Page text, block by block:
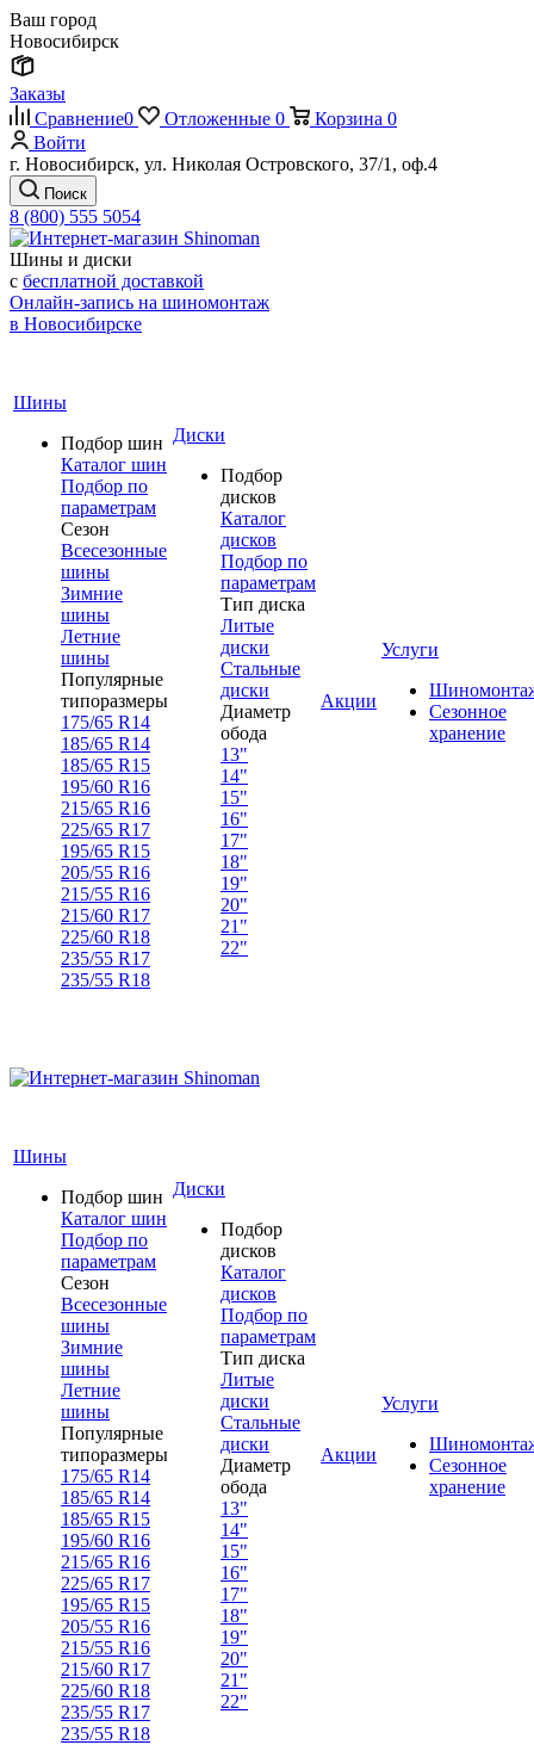
Ваш город
Новосибирск
Заказы
Сравнение0 Отложенные 0 Корзина 0
Войти
г. Новосибирск, ул. Николая Островского, 37/1, оф.4
Поиск
8 (800) 555 5054
Шины и диски
с бесплатной доставкой
Онлайн-запись на шиномонтаж
в Новосибирске
Шины
Подбор шин
Каталог шин
Подбор по
параметрам
Сезон
Всесезонные
шины
Зимние
шины
Летние
шины
Популярные
типоразмеры
175/65 R14
185/65 R14
185/65 R15
195/60 R16
215/65 R16
225/65 R17
195/65 R15
205/55 R16
215/55 R16
215/60 R17
225/60 R18
235/55 R17
235/55 R18
Диски
Подбор
дисков
Каталог
дисков
Подбор по
параметрам
Тип диска
Литые
диски
Стальные
диски
Диаметр
обода
13"
14"
15"
16"
17"
18"
19"
20"
21"
22"
Акции
Услуги
Сезонное
хранение
Шины
Подбор шин
Каталог шин
Подбор по
параметрам
Сезон
Всесезонные
шины
Зимние
шины
Летние
шины
Популярные
типоразмеры
175/65 R14
185/65 R14
185/65 R15
195/60 R16
215/65 R16
225/65 R17
195/65 R15
205/55 R16
215/55 R16
215/60 R17
225/60 R18
235/55 R17
235/55 R18
Диски
Подбор
дисков
Каталог
дисков
Подбор по
параметрам
Тип диска
Литые
диски
Стальные
диски
Диаметр
обода
13"
14"
15"
16"
17"
18"
19"
20"
21"
22"
Акции
Услуги
Сезонное
хранение